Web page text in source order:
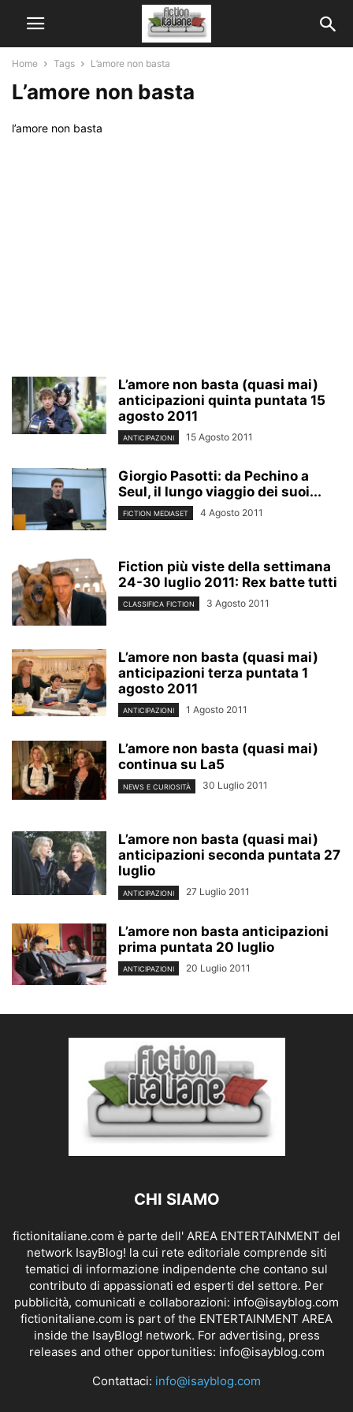
Home Tags L’amore non basta
L’amore non basta
l’amore non basta
L’amore non basta (quasi mai)
anticipazioni quinta puntata 15
agosto 2011
ANTICIPAZIONI 15 Agosto 2011
Giorgio Pasotti: da Pechino a
Seul, il lungo viaggio dei suoi...
FICTION MEDIASET 4 Agosto 2011
Fiction più viste della settimana
24-30 luglio 2011: Rex batte tutti
CLASSIFICA FICTION 3 Agosto 2011
L’amore non basta (quasi mai)
anticipazioni terza puntata 1
agosto 2011
ANTICIPAZIONI 1 Agosto 2011
L’amore non basta (quasi mai)
continua su La5
NEWS E CURIOSITÀ 30 Luglio 2011
L’amore non basta (quasi mai)
anticipazioni seconda puntata 27
luglio
ANTICIPAZIONI 27 Luglio 2011
L’amore non basta anticipazioni
prima puntata 20 luglio
ANTICIPAZIONI 20 Luglio 2011
CHI SIAMO
fictionitaliane.com è parte dell' AREA ENTERTAINMENT del
network IsayBlog! la cui rete editoriale comprende siti
tematici di informazione indipendente che contano sul
contributo di appassionati ed esperti del settore. Per
pubblicità, comunicati e collaborazioni: info@isayblog.com
fictionitaliane.com is part of the ENTERTAINMENT AREA
inside the IsayBlog! network. For advertising, press
releases and other opportunities: info@isayblog.com
Contattaci: info@isayblog.com